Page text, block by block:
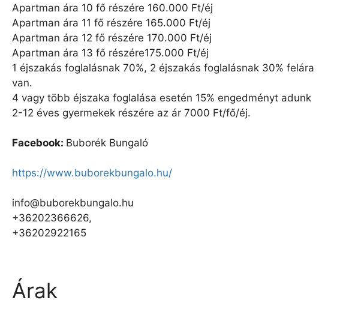
Apartman ára 10 fő részére 160.000 Ft/éj
Apartman ára 11 fő részére 165.000 Ft/éj
Apartman ára 12 fő részére 170.000 Ft/éj
Apartman ára 13 fő részére175.000 Ft/éj
1 éjszakás foglalásnak 70%, 2 éjszakás foglalásnak 30% felára
van.
4 vagy több éjszaka foglalása esetén 15% engedményt adunk
2-12 éves gyermekek részére az ár 7000 Ft/fő/éj.
Facebook: Buborék Bungaló
https://www.buborekbungalo.hu/
info@buborekbungalo.hu
+36202366626,
+36202922165
Árak